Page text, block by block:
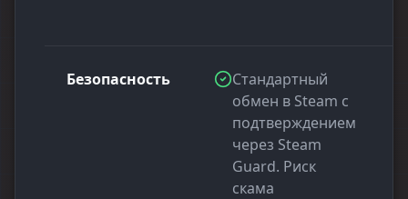
Безопасность
Стандартный
обмен в Steam с
подтверждением
через Steam
Guard. Риск
скама